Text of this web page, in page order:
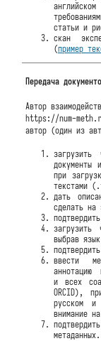
статьи и
скан
(пример
Передача
Автор
https://num-
автор (один из
загрузить
документы
при
текстами
дать
сделать на
загрузить
выбрав
ввести
и всех
ORCID),
русском и
внимание
метаданных.